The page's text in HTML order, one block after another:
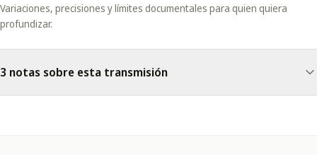
Variaciones, precisiones y límites documentales para quien quiera
profundizar.
3 notas sobre esta transmisión